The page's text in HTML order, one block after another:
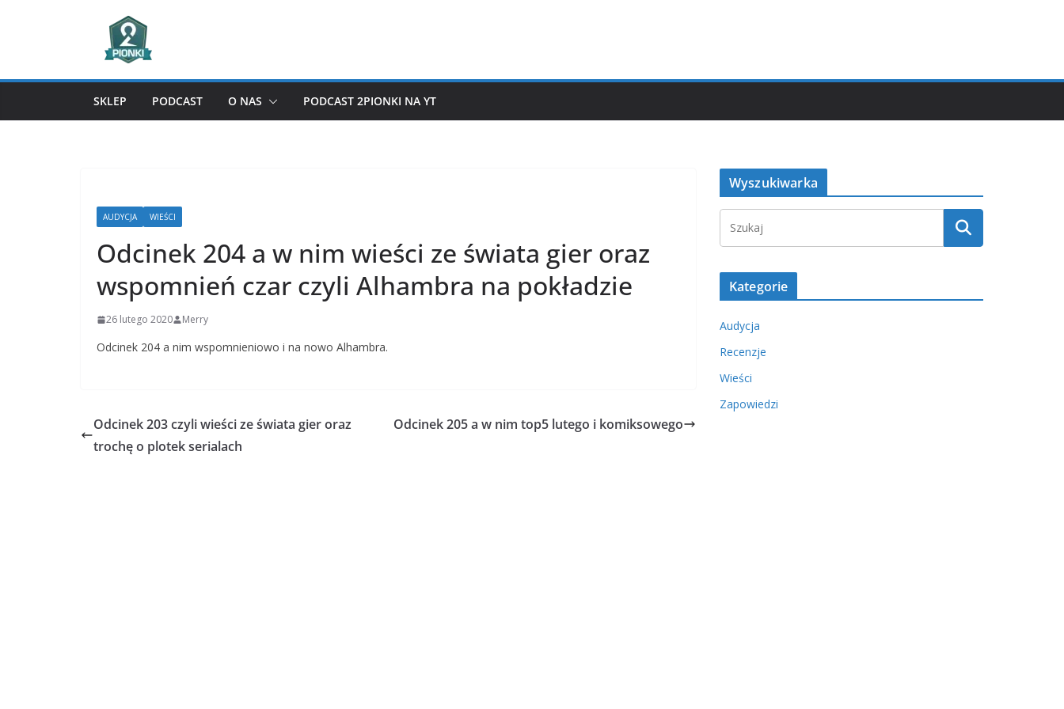
SKLEP PODCAST O NAS PODCAST 2PIONKI NA YT
AUDYCJA WIEŚCI
Odcinek 204 a w nim wieści ze świata gier oraz
wspomnień czar czyli Alhambra na pokładzie
26 lutego 2020 Merry
Odcinek 204 a nim wspomnieniowo i na nowo Alhambra.
Odcinek 203 czyli wieści ze świata gier oraz
trochę o plotek serialach
Odcinek 205 a w nim top5 lutego i komiksowego
Wyszukiwarka
Kategorie
Audycja
Recenzje
Wieści
Zapowiedzi